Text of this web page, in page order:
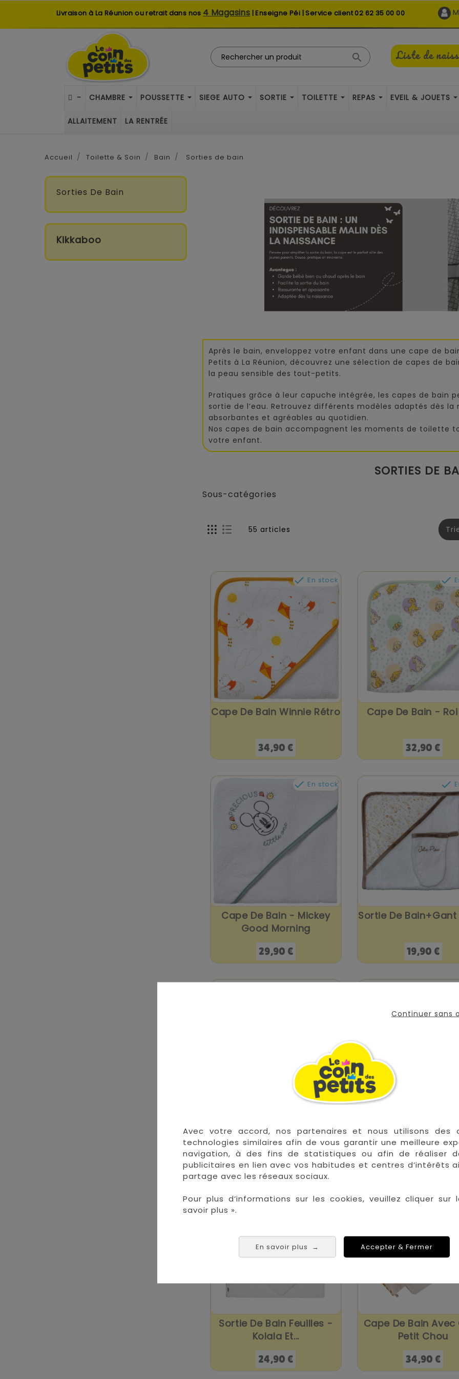
Continuer sans
Avec votre accord, nos partenaires et nous utilisons des
technologies similaires afin de vous garantir une meilleure
navigation, à des fins de statistiques ou afin de réaliser
publicitaires en lien avec vos habitudes et centres d’intérêts
partage avec les réseaux sociaux.
Pour plus d’informations sur les cookies, veuillez cliquer sur
savoir plus ».
En savoir plus → Accepter & Fermer
Livraison à La Réunion ou retrait dans nos 4 Magasins | Enseigne Péi | Service client02 62 35 00 00
Liste de

- CHAMBRE POUSSETTE SIEGE AUTO SORTIE TOILETTE REPAS EVEIL & JOUETS
ALLAITEMENT LA RENTRÉE
Accueil Toilette & Soin Bain Sorties de bain
Sorties De Bain
Kikkaboo
Après le bain, enveloppez votre enfant dans une cape de
Petits à La Réunion, découvrez une sélection de capes de
la peau sensible des tout-petits.
Pratiques grâce à leur capuche intégrée, les capes de bain
sortie de l’eau. Retrouvez différents modèles adaptés dès
absorbantes et agréables au quotidien.
Nos capes de bain accompagnent les moments de toilette
votre enfant.
SORTIES DE
Sous-catégories
55 articles
 En stock
Cape De Bain Winnie Rétro
Prix
34,90 €

Cape De Bain -
Prix
32,90 €
 En stock
Cape De Bain - Mickey
Good Morning
Prix
29,90 €

Sortie De Bain+Gant
Prix
19,90 €
Ocean
Prix
19,90 €
Nuage
Prix
44,90 €
Sortie De Bain Feuilles -
Kolala Et...
Prix
24,90 €
Cape De Bain Avec
Petit Chou
Prix
34,90 €